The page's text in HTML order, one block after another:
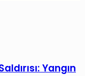
Yangın